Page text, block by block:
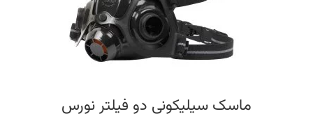
ماسک سیلیکونی دو فیلتر نورس